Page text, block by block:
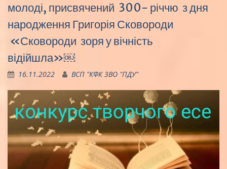
молоді, присвячений 300- річчю з дня
народження Григорія Сковороди
«Сковороди зоря у вічність
відійшла»￼
16.11.2022 ВСП "КФК ЗВО "ПДУ"